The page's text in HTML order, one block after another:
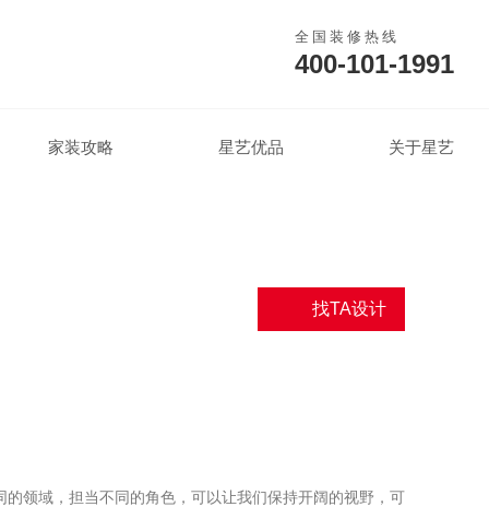
全国装修热线
400-101-1991
家装攻略 星艺优品 关于星艺
领域，担当不同的角色，可以让我们保持开阔的视野，可
找TA设计